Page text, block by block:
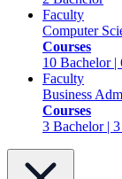
Faculty
Computer
Courses
10 Bachelor |
Faculty
Business
Courses
3 Bachelor |